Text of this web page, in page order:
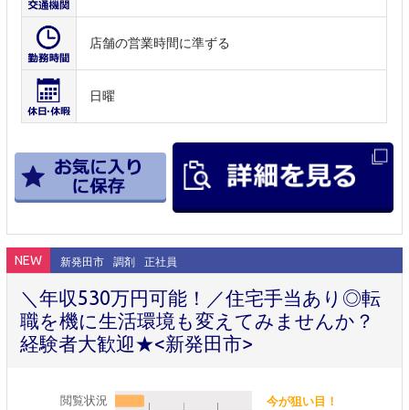
店舗の営業時間に準ずる
日曜
NEW 新発田市 調剤 正社員
＼年収530万円可能！／住宅手当あり◎転
職を機に生活環境も変えてみませんか？
経験者大歓迎★<新発田市>
閲覧状況 今が狙い目！